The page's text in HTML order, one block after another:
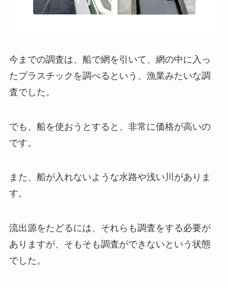
今までの調査は、船で網を引いて、網の中に入っ
たプラスチックを調べるという、漁業みたいな調
査でした。
でも、船を使おうとすると、非常に価格が高いの
です。
また、船が入れないような水路や浅い川がありま
す。
流出源をたどるには、それらも調査をする必要が
ありますが、そもそも調査ができないという状態
でした。